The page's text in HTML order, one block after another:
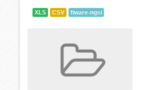
XLS CSV fiware-ngsi